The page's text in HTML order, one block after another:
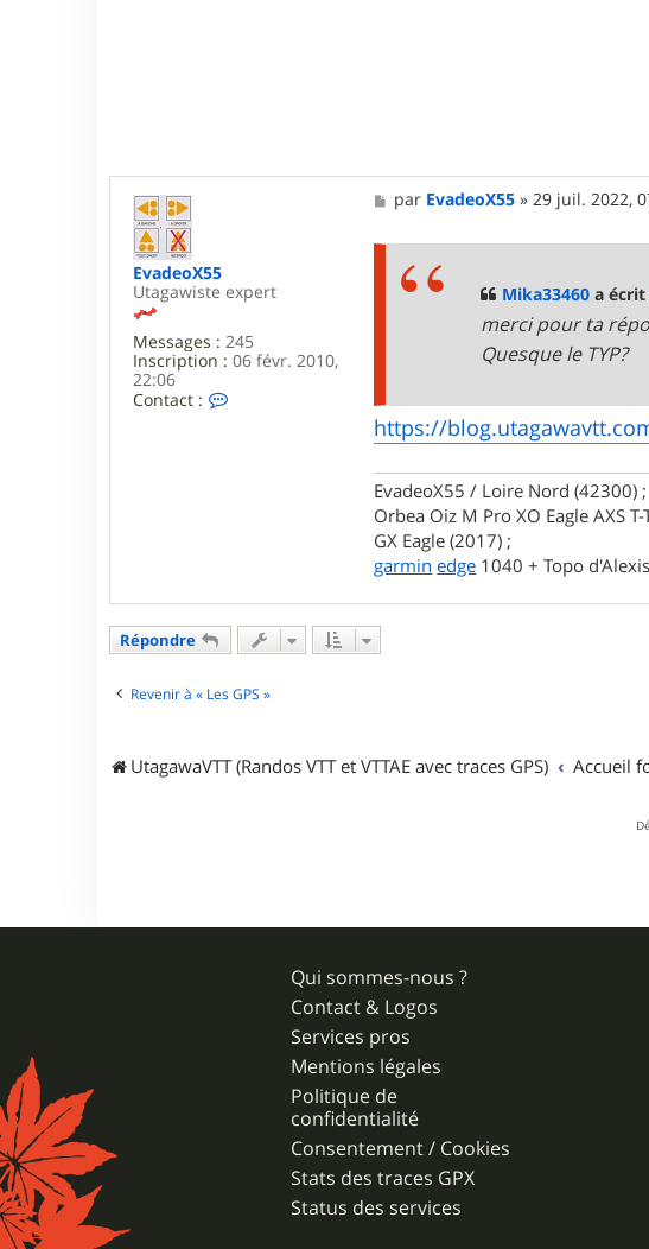
EvadeoX55
Utagawiste expert
Messages : 245
Inscription : 06 févr. 2010,
22:06
Contact :
a
d
5
M
e
par EvadeoX55 »29 juil. 2022,
Mika33460 a écrit
merci pour ta
Quesque le TYP?
https://
EvadeoX55 / Loire Nord (42300) ;
Orbea Oiz M Pro XO Eagle AXS
GX Eagle (2017) ;
garmin edge 1040 + Topo
Répondre
Revenir à « Les GPS »
UtagawaVTT (Randos VTT et VTTAE avec traces GPS) Accueil
Qui sommes-nous ?
Contact & Logos
Services pros
Mentions légales
Politique de
confidentialité
Consentement / Cookies
Stats des traces GPX
Status des services